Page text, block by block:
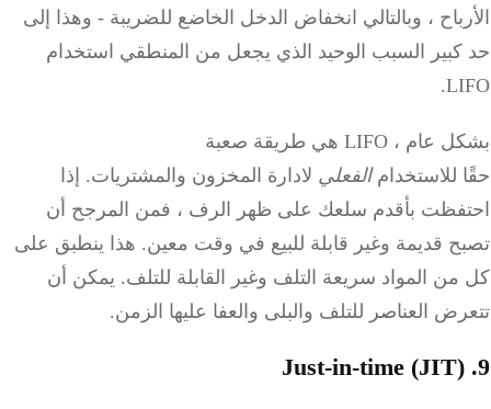
، وبالتالي انخفاض الدخل الخاضع للضريبة - وهذا إلى
السبب الوحيد الذي يجعل من المنطقي استخدام
بشكل عام ، LIFO هي طريقة صعبة
للاستخدامالفعليلادارة المخزون والمشتريات.إذا
بأقدم سلعك على ظهر الرف ، فمن المرجح أن
قديمة وغير قابلة للبيع في وقت معين.هذا ينطبق على
المواد سريعة التلف وغير القابلة للتلف.يمكن أن
العناصر للتلف والبلى والعفا عليها الزمن.